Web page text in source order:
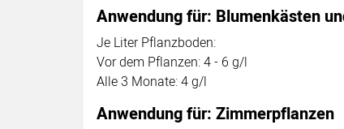
Anwendung für: Blumenkästen
Je Liter Pflanzboden:
Vor dem Pflanzen: 4 - 6 g/l
Alle 3 Monate: 4 g/l
Anwendung für: Zimmerpflanzen